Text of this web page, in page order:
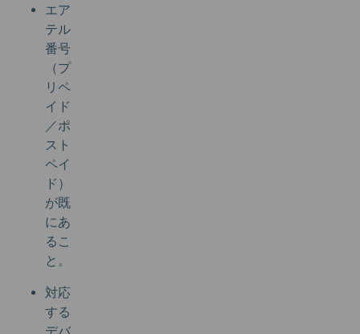
エア
テル
番号
（プ
リペ
イド
／ポ
スト
ペイ
ド）
が既
にあ
るこ
と。
対応
する